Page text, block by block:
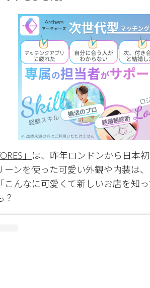
」
は、昨年ロンドンから日本
ーンを使った可愛い外観や内装は
こんなに可愛くて新しいお店を知
？